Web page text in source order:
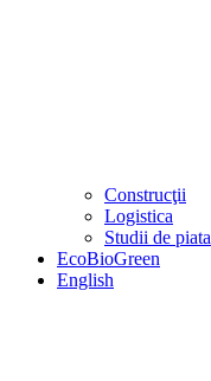
Construcţii
Logistica
Studii de piata
EcoBioGreen
English